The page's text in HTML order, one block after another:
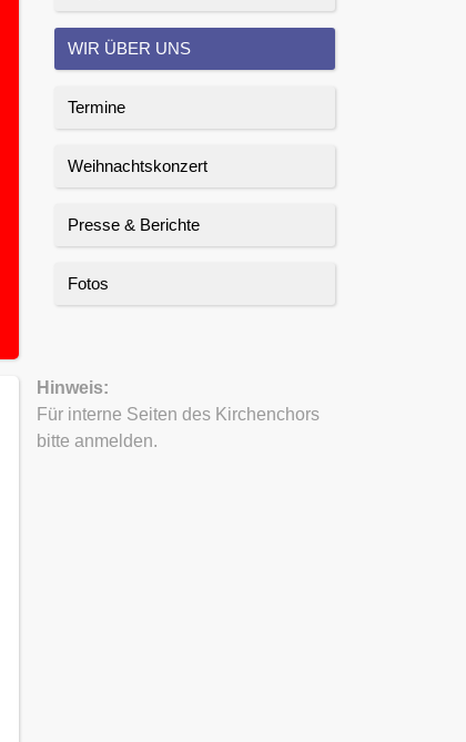
WIR ÜBER UNS
Termine
Weihnachtskonzert
Presse & Berichte
Fotos
Hinweis:
Für interne Seiten des Kirchenchors
bitte anmelden.